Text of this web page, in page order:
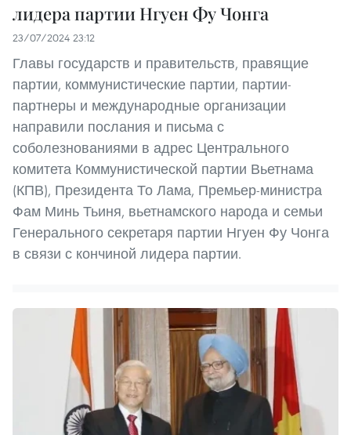
лидера партии Нгуен Фу Чонга
23/07/2024 23:12
Главы государств и правительств, правящие
партии, коммунистические партии, партии-
партнеры и международные организации
направили послания и письма с
соболезнованиями в адрес Центрального
комитета Коммунистической партии Вьетнама
(КПВ), Президента То Лама, Премьер-министра
Фам Минь Тьиня, вьетнамского народа и семьи
Генерального секретаря партии Нгуен Фу Чонга
в связи с кончиной лидера партии.